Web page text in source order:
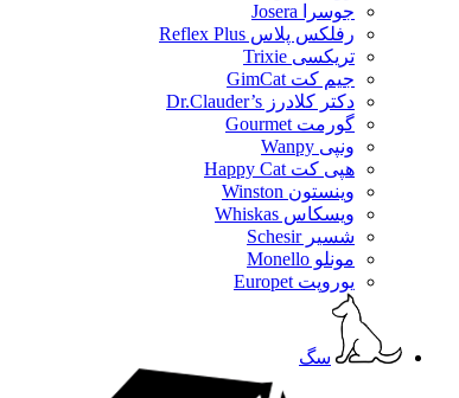
جوسرا Josera
رفلکس پلاس Reflex Plus
تریکسی Trixie
جیم کت GimCat
دکتر کلادرز Dr.Clauder’s
گورمت Gourmet
ونپی Wanpy
هپی کت Happy Cat
وینستون Winston
ویسکاس Whiskas
شسیر Schesir
مونلو Monello
یوروپت Europet
سگ